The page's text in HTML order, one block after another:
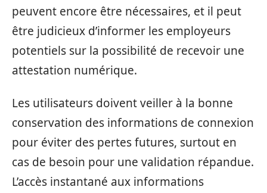
peuvent encore être nécessaires, et il peut
être judicieux d’informer les employeurs
potentiels sur la possibilité de recevoir une
attestation numérique.
Les utilisateurs doivent veiller à la bonne
conservation des informations de connexion
pour éviter des pertes futures, surtout en
cas de besoin pour une validation répandue.
L’accès instantané aux informations